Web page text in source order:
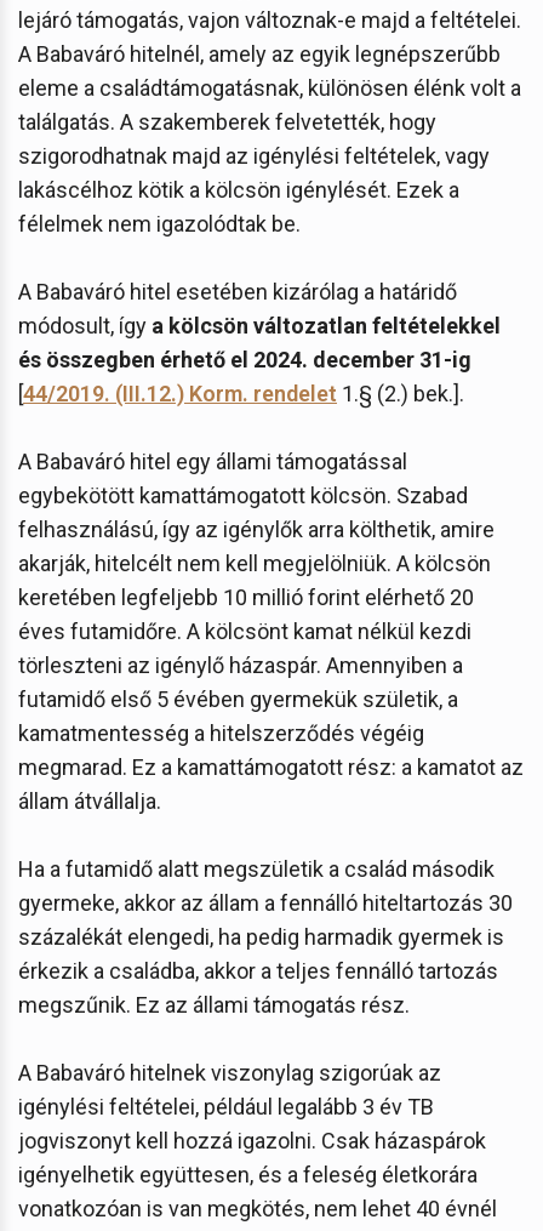
lejáró támogatás, vajon változnak-e majd a feltételei.
A Babaváró hitelnél, amely az egyik legnépszerűbb
eleme a családtámogatásnak, különösen élénk volt a
találgatás. A szakemberek felvetették, hogy
szigorodhatnak majd az igénylési feltételek, vagy
lakáscélhoz kötik a kölcsön igénylését. Ezek a
félelmek nem igazolódtak be.
A Babaváró hitel esetében kizárólag a határidő
módosult, így a kölcsön változatlan feltételekkel
és összegben érhető el 2024. december 31-ig
[44/2019. (III.12.) Korm. rendelet 1.§ (2.) bek.].
A Babaváró hitel egy állami támogatással
egybekötött kamattámogatott kölcsön. Szabad
felhasználású, így az igénylők arra költhetik, amire
akarják, hitelcélt nem kell megjelölniük. A kölcsön
keretében legfeljebb 10 millió forint elérhető 20
éves futamidőre. A kölcsönt kamat nélkül kezdi
törleszteni az igénylő házaspár. Amennyiben a
futamidő első 5 évében gyermekük születik, a
kamatmentesség a hitelszerződés végéig
megmarad. Ez a kamattámogatott rész: a kamatot az
állam átvállalja.
Ha a futamidő alatt megszületik a család második
gyermeke, akkor az állam a fennálló hiteltartozás 30
százalékát elengedi, ha pedig harmadik gyermek is
érkezik a családba, akkor a teljes fennálló tartozás
megszűnik. Ez az állami támogatás rész.
A Babaváró hitelnek viszonylag szigorúak az
igénylési feltételei, például legalább 3 év TB
jogviszonyt kell hozzá igazolni. Csak házaspárok
igényelhetik együttesen, és a feleség életkorára
vonatkozóan is van megkötés, nem lehet 40 évnél